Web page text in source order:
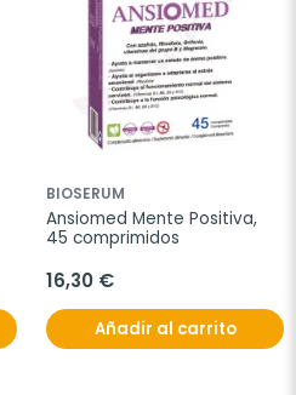
BIOSERUM
Ansiomed Mente Positiva,
45 comprimidos
16,30 €
Añadir al carrito